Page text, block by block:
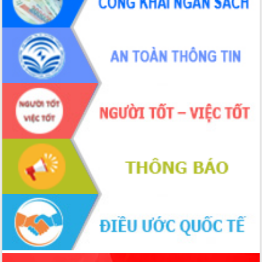
sầu riêng tại Đắk Lắk
Trình diễn nghệ thuật chế biến các
món ăn từ sầu riêng
Đắk Lắk công bố Quy hoạch và xúc
tiến đầu tư tỉnh
Ngành cá ngừ Đắk Lắk chủ động thích
ứng để giữ vững thị trường xuất khẩu
Diễn đàn Kinh tế tư nhân Việt Nam đột
phá cơ chế - Hợp tác công tư
Đề án 06 tạo bước ngoặt đột phá trong
cải cách hành chính tỉnh Đắk Lắk
Kết nối tour, đẩy mạnh chuyển đổi số
để phát triển du lịch Đắk Lắk
Khởi động Dự án Đầu tư xây dựng hạ
tầng kỹ thuật Cụm công nghiệp Tân
Gặp mặt các cơ quan báo chí nhân Kỷ
niệm 101 năm Ngày Báo chí Cách
mạng Việt Nam
Đắk Lắk sơ kết 4 năm triển khai thực